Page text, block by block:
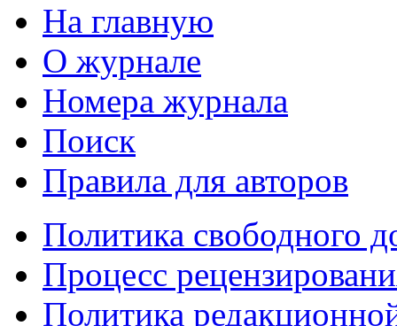
На главную
О журнале
Номера журнала
Поиск
Правила для авторов
Политика свободного
Процесс
Политика